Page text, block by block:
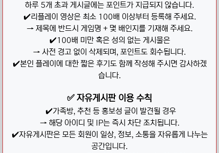
하루 5개 초과 게시글에는 포인트가 지급되지 않습니다.
✔️리플레이 영상은 최소 100배 이상부터 등록해 주세요.
→ 제목에 반드시 게임명 + 몇 배인지를 기재해 주세요.
✔️100배 미만 혹은 성의 없는 게시물은
→ 사전 경고 없이 삭제되며, 포인트도 회수됩니다.
✔️본인 플레이에 대한 짧은 후기도 함께 작성해 주시면 감사하겠
습니다.
✅ 자유게시판 이용 수칙
✔️가족방, 추천 등 홍보성 글이 발견될 경우
→ 해당 아이디 및 IP는 즉시 차단 조치됩니다.
✔️자유게시판은 모든 회원이 일상, 정보, 소통을 자유롭게 나누는
공간입니다.